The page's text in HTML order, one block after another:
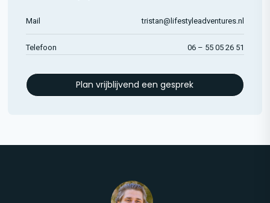
Mail tristan@lifestyleadventures.nl
Telefoon 06 – 55 05 26 51
Plan vrijblijvend een gesprek